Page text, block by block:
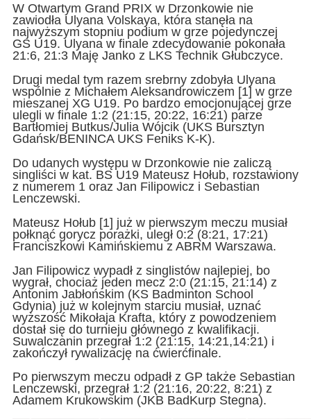
W Otwartym Grand PRIX w Drzonkowie nie
zawiodła Ulyana Volskaya, która stanęła na
najwyższym stopniu podium w grze pojedynczej
GS U19. Ulyana w finale zdecydowanie pokonała
21:6, 21:3 Maję Janko z LKS Technik Głubczyce.
Drugi medal tym razem srebrny zdobyła Ulyana
wspólnie z Michałem Aleksandrowiczem [1] w grze
mieszanej XG U19. Po bardzo emocjonującej grze
ulegli w finale 1:2 (21:15, 20:22, 16:21) parze
Bartłomiej Butkus/Julia Wójcik (UKS Bursztyn
Gdańsk/BENINCA UKS Feniks K-K).
Do udanych występu w Drzonkowie nie zaliczą
singliści w kat. BS U19 Mateusz Hołub, rozstawiony
z numerem 1 oraz Jan Filipowicz i Sebastian
Lenczewski.
Mateusz Hołub [1] już w pierwszym meczu musiał
połknąć gorycz porażki, uległ 0:2 (8:21, 17:21)
Franciszkowi Kamińskiemu z ABRM Warszawa.
Jan Filipowicz wypadł z singlistów najlepiej, bo
wygrał, chociaż jeden mecz 2:0 (21:15, 21:14) z
Antonim Jabłońskim (KS Badminton School
Gdynia) już w kolejnym starciu musiał, uznać
wyższość Mikołaja Krafta, który z powodzeniem
dostał się do turnieju głównego z kwalifikacji.
Suwalczanin przegrał 1:2 (21:15, 14:21,14:21) i
zakończył rywalizację na ćwierćfinale.
Po pierwszym meczu odpadł z GP także Sebastian
Lenczewski, przegrał 1:2 (21:16, 20:22, 8:21) z
Adamem Krukowskim (JKB BadKurp Stegna).